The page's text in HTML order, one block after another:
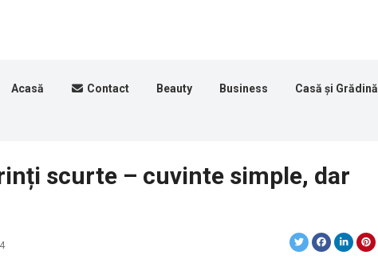
Acasă Contact Beauty Business Casă și Grădină
scurte – cuvinte simple, dar